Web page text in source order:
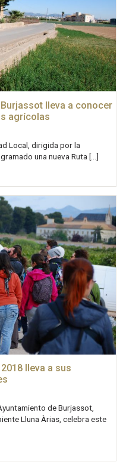
lleva a conocer
agrícolas
Local, dirigida por la
una nueva Ruta […]
lleva a sus
de Burjassot,
Lluna Àrias, celebra este